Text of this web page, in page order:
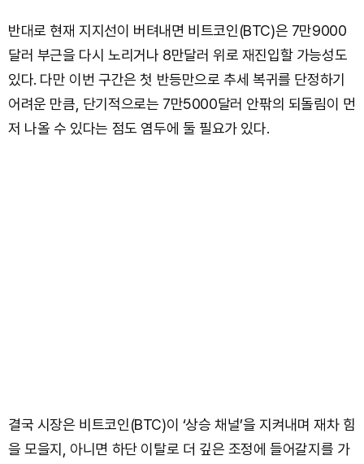
반대로 현재 지지선이 버텨내면 비트코인(BTC)은 7만9000
달러 부근을 다시 노리거나 8만달러 위로 재진입할 가능성도
있다. 다만 이번 구간은 첫 반등만으로 추세 복귀를 단정하기
어려운 만큼, 단기적으로는 7만5000달러 안팎의 되돌림이 먼
저 나올 수 있다는 점도 염두에 둘 필요가 있다.
결국 시장은 비트코인(BTC)이 ‘상승 채널’을 지켜내며 재차 힘
을 모을지, 아니면 하단 이탈로 더 깊은 조정에 들어갈지를 가